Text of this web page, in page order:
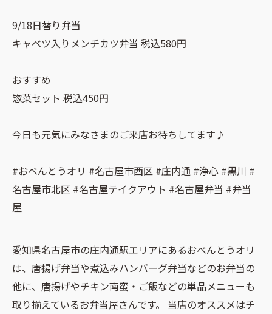
9/18日替り弁当
キャベツ入りメンチカツ弁当 税込580円
おすすめ
惣菜セット 税込450円
今日も元気にみなさまのご来店お待ちしてます♪
#おべんとうオリ #名古屋市西区 #庄内通 #浄心 #黒川 #
名古屋市北区 #名古屋テイクアウト #名古屋弁当 #弁当
屋
愛知県名古屋市の庄内通駅エリアにあるおべんとうオリ
は、唐揚げ弁当や煮込みハンバーグ弁当などのお弁当の
他に、唐揚げやチキン南蛮・ご飯などの単品メニューも
取り揃えているお弁当屋さんです。 当店のオススメはチ